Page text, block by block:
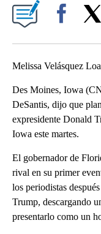
Melissa Velásquez
Des Moines, Iowa
DeSantis, dijo que
expresidente Donald
Iowa este martes.
El gobernador de
rival en su primer
los periodistas
Trump, descargando
presentarlo como un